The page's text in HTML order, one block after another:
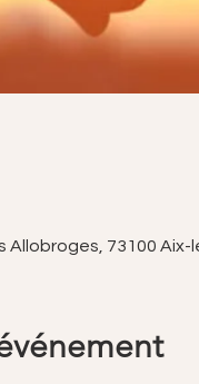
Allobroges, 73100 Aix-